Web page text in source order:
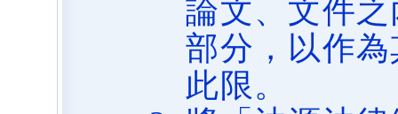
論文、文件
部分，以作
此限。